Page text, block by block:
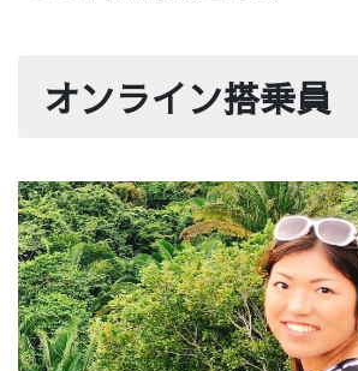
オンライン搭乗員